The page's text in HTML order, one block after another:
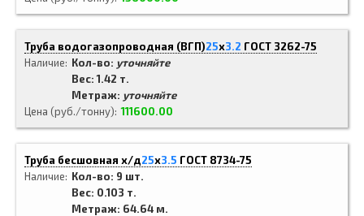
Труба водогазопроводная (ВГП)25x3.2 ГОСТ 3262-75
Наличие
Кол-во: уточняйте
Вес: 1.42 т.
Метраж: уточняйте
Цена (руб./тонну) 111600.00
Труба бесшовная х/д25x3.5 ГОСТ 8734-75
Наличие
Кол-во: 9 шт.
Вес: 0.103 т.
Метраж: 64.64 м.